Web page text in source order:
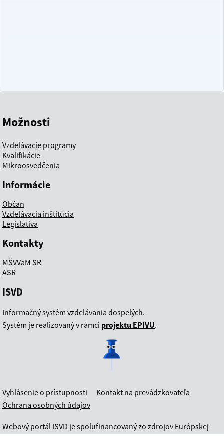
Možnosti
Vzdelávacie programy
Kvalifikácie
Mikroosvedčenia
Informácie
Občan
Vzdelávacia inštitúcia
Legislatíva
Kontakty
MŠVVaM SR
ASR
ISVD
Informačný systém vzdelávania dospelých.
Systém je realizovaný v rámci projektu EPIVU.
Vyhlásenie o prístupnosti
Kontakt na prevádzkovateľa
Ochrana osobných údajov
Webový portál ISVD je spolufinancovaný zo zdrojovEurópskej